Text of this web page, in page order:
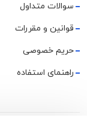
سوالات متداول
قوانین و مقررات
حریم خصوصی
راهنمای استفاده